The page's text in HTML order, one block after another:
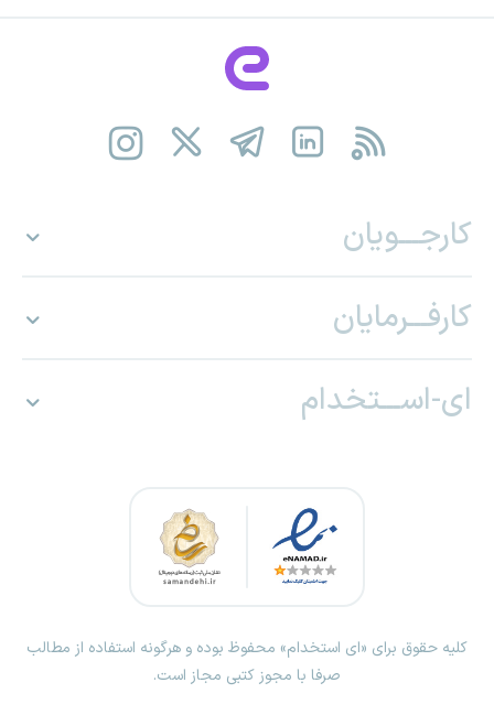
کارجـــویان
کارفـــرمایان
ای-اســـتخدام
کلیه حقوق برای «ای استخدام» محفوظ بوده و هرگونه استفاده از مطالب
صرفا با مجوز کتبی مجاز است.